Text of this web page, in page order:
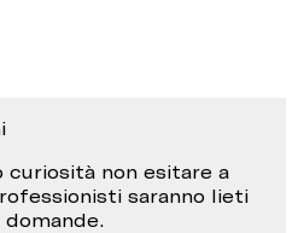
curiosità non esitare a
saranno lieti